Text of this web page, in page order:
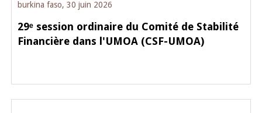
burkina faso, 30 juin 2026
29ᵉ session ordinaire du Comité de Stabilité
Financière dans l'UMOA (CSF-UMOA)